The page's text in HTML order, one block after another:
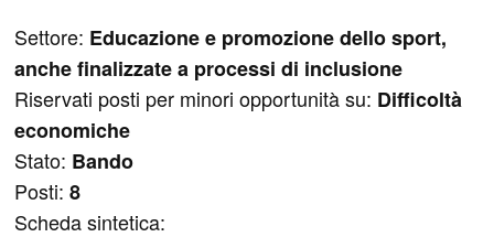
Settore: Educazione e promozione dello sport,
anche finalizzate a processi di inclusione
Riservati posti per minori opportunità su: Difficoltà
economiche
Stato: Bando
Posti:8
Scheda sintetica: